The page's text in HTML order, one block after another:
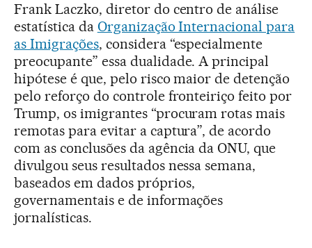
Frank Laczko, diretor do centro de análise
estatística da Organização Internacional para
as Imigrações, considera “especialmente
preocupante” essa dualidade. A principal
hipótese é que, pelo risco maior de detenção
pelo reforço do controle fronteiriço feito por
Trump, os imigrantes “procuram rotas mais
remotas para evitar a captura”, de acordo
com as conclusões da agência da ONU, que
divulgou seus resultados nessa semana,
baseados em dados próprios,
governamentais e de informações
jornalísticas.